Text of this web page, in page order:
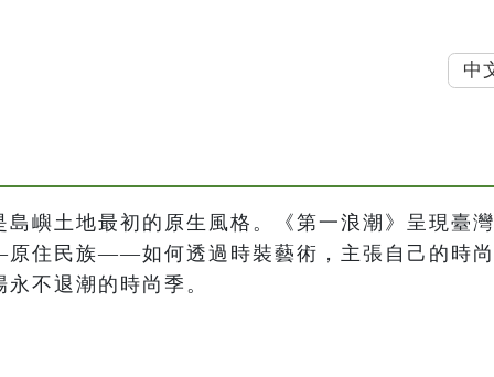
島嶼土地最初的原生風格。《第一浪潮》呈現臺灣
住民族——如何透過時裝藝術，主張自己的時尚
不退潮的時尚季。